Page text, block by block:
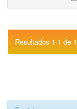
Resultados 1-1 de